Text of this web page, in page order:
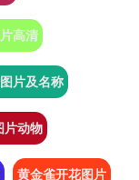
高清
片及名称
片动物
黄金雀开花图片